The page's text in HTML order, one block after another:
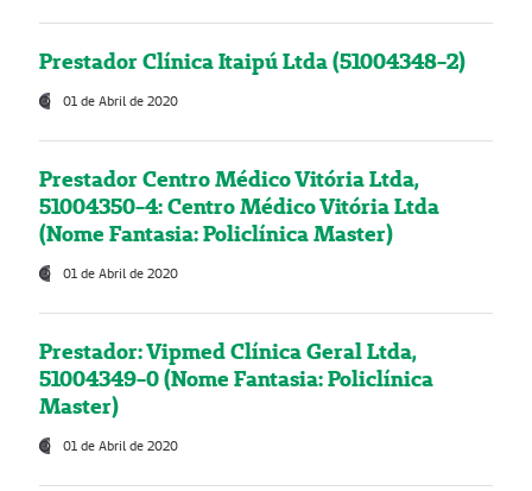
Prestador Clínica Itaipú Ltda (51004348-2)
01 de Abril de 2020
Prestador Centro Médico Vitória Ltda,
51004350-4: Centro Médico Vitória Ltda
(Nome Fantasia: Policlínica Master)
01 de Abril de 2020
Prestador: Vipmed Clínica Geral Ltda,
51004349-0 (Nome Fantasia: Policlínica
Master)
01 de Abril de 2020